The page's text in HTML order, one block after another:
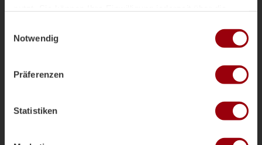
Trigger Symbol ändern oder widerrufen
Informationen über Ihre geografische Lage erfassen,
Ihr Gerät durch aktives Scannen nach bestimmten
Merkmalen (Fingerprinting) identifizieren
verarbeitet werden, und legen Sie Ihre Präferenzen im
Notwendig
Präferenzen
Statistiken
vor 9 Jahren